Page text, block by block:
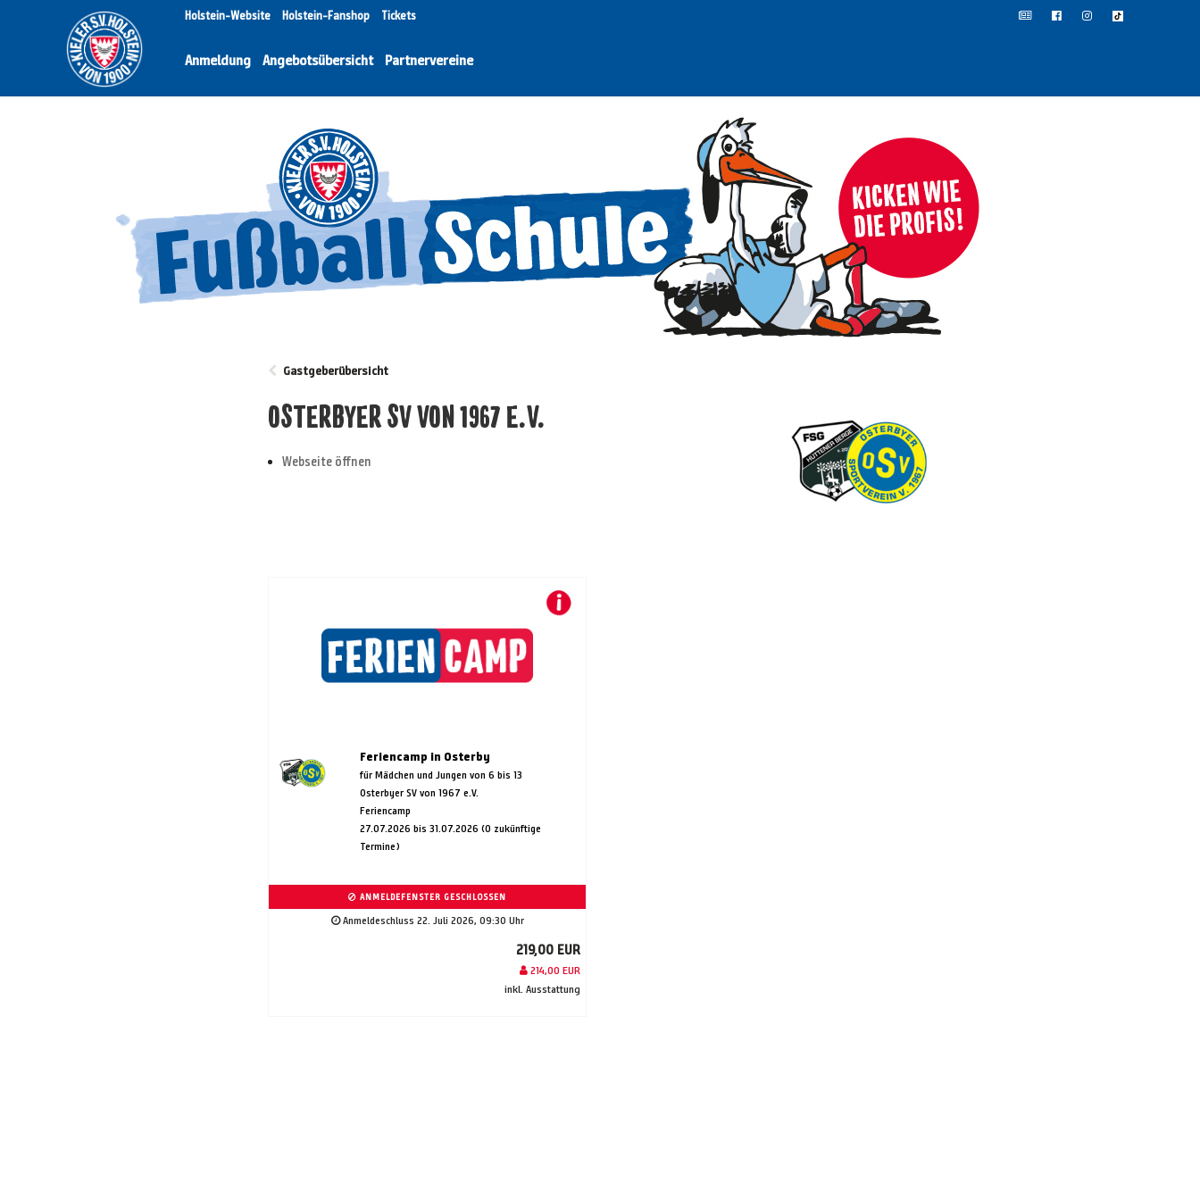
Holstein-Website Holstein-Fanshop Tickets
Anmeldung Angebotsübersicht Partnervereine
Gastgeberübersicht
OSTERBYER SV VON 1967 E.V.
Webseite öffnen
Feriencamp in Osterby
für Mädchen und Jungen von 6 bis 13
Osterbyer SV von 1967 e.V.
Feriencamp
27.07.2026 bis 31.07.2026 (0 zukünftige
Termine)
ANMELDEFENSTER GESCHLOSSEN
Anmeldeschluss 22. Juli 2026, 09:30 Uhr
219,00 EUR
214,00 EUR
inkl. Ausstattung